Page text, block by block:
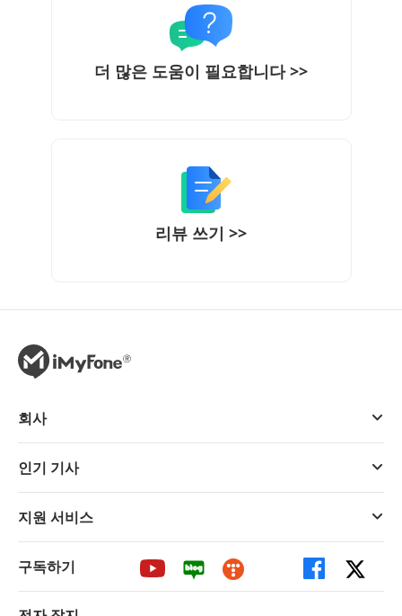
더 많은 도움이 필요합니다 >>
리뷰 쓰기 >>
회사
인기 기사
지원 서비스
구독하기